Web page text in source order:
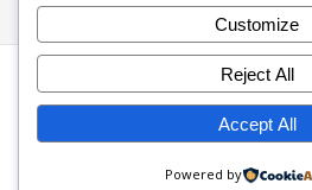
Inicio Blog
Contactos
Customize
Reject All
Accept All
Powered by